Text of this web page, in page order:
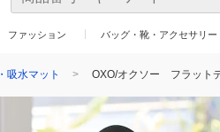
ファッション バッグ・靴・アクセサリー
吸水マット OXO/オクソー フラット